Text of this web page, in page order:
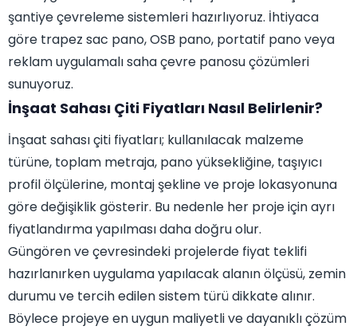
şantiye çevreleme sistemleri hazırlıyoruz. İhtiyaca
göre trapez sac pano, OSB pano, portatif pano veya
reklam uygulamalı saha çevre panosu çözümleri
sunuyoruz.
İnşaat Sahası Çiti Fiyatları Nasıl Belirlenir?
İnşaat sahası çiti fiyatları; kullanılacak malzeme
türüne, toplam metraja, pano yüksekliğine, taşıyıcı
profil ölçülerine, montaj şekline ve proje lokasyonuna
göre değişiklik gösterir. Bu nedenle her proje için ayrı
fiyatlandırma yapılması daha doğru olur.
Güngören ve çevresindeki projelerde fiyat teklifi
hazırlanırken uygulama yapılacak alanın ölçüsü, zemin
durumu ve tercih edilen sistem türü dikkate alınır.
Böylece projeye en uygun maliyetli ve dayanıklı çözüm